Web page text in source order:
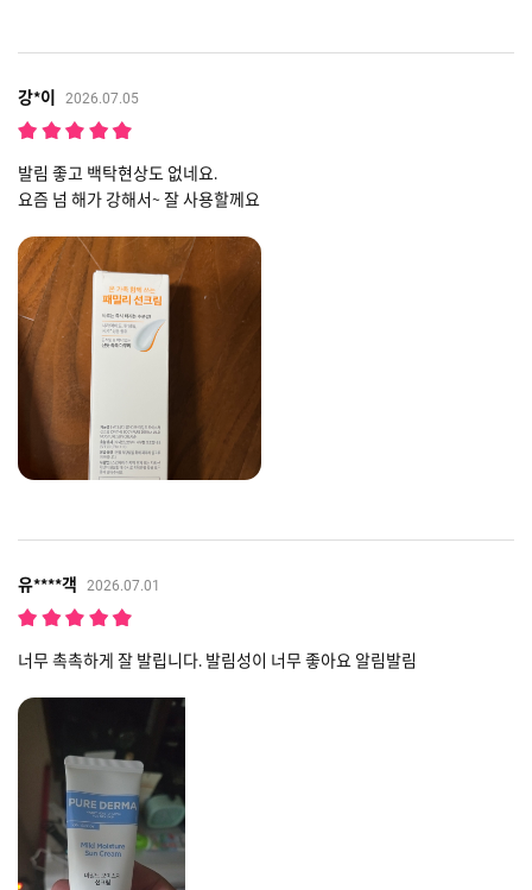
강*이 2026.07.05
발림 좋고 백탁현상도 없네요.
요즘 넘 해가 강해서~ 잘 사용할께요
유****객 2026.07.01
너무 촉촉하게 잘 발립니다. 발림성이 너무 좋아요 알림발림